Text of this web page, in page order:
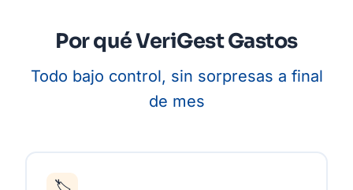
Por qué VeriGest Gastos
Todo bajo control, sin sorpresas a final
de mes